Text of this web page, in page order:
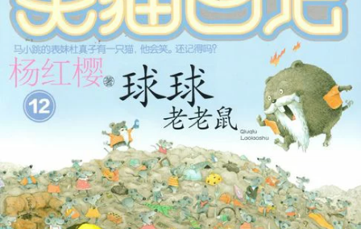
居家生活 3C家電 運動休閒 親子玩具
女裝 化妝保養 情趣用品
日本購物 電子/紙本書
HOT